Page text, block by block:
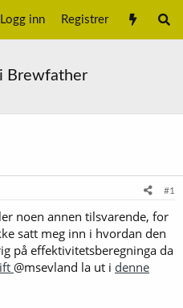
Logg inn Registrer
Brewfather
#1
noen annen tilsvarende, for
satt meg inn i hvordan den
på effektivitetsberegninga da
@msevland la ut i denne